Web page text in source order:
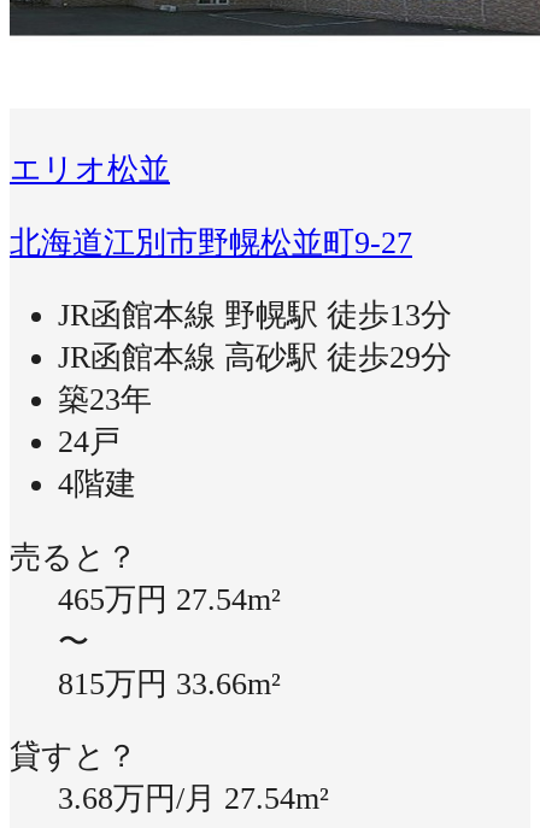
エリオ松並
北海道江別市野幌松並町9-27
JR函館本線 野幌駅 徒歩13分
JR函館本線 高砂駅 徒歩29分
築23年
24戸
4階建
売ると？
465万円 27.54m²
〜
815万円 33.66m²
貸すと？
3.68万円/月 27.54m²